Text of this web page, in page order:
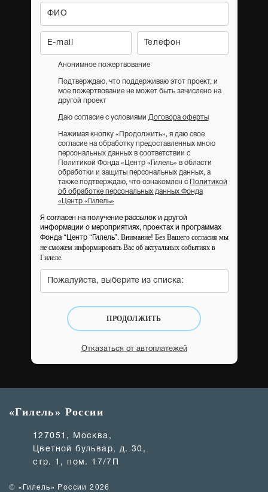
Анонимное пожертвование
Подтверждаю, что поддерживаю этот проект, и
мое пожертвование не может быть зачислено на
другой проект
Даю согласие с условиями Договора оферты
Нажимая кнопку «Продолжить», я даю свое
согласие на обработку предоставленных мною
персональных данных в соответствии с
Политикой Фонда «Центр «Гилель» в области
обработки и защиты персональных данных, а
также подтверждаю, что ознакомлен с
Политикой
об обработке персональных данных Фонда
«Центр «Гилель»
Я согласен на получение рассылок и другой
информации о мероприятиях, проектах и программах
Фонда “Центр “Гилель”. Внимание! Без Вашего согласия мы
не сможем информировать Вас об актуальных событиях в
Гилеле.
Пожалуйста, выберите из списка:
ПРОДОЛЖИТЬ
Отказаться от автоплатежей
«Гилель» России
127051, Москва,
Цветной бульвар, д. 30,
стр. 1, пом. 17/7П
© «Гилель» России 2026